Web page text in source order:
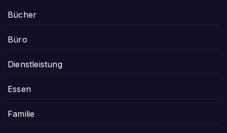
Bücher
Büro
Dienstleistung
Essen
Familie